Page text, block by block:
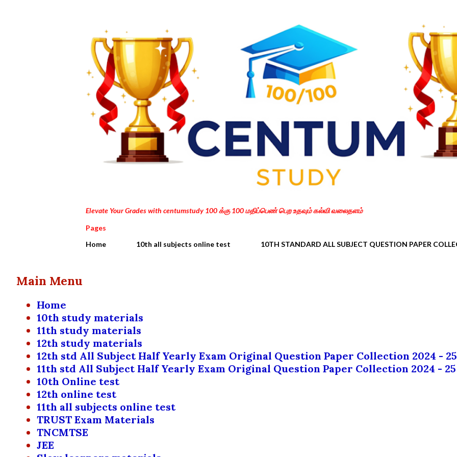
Elevate Your Grades with centumstudy 100 க்கு 100 மதிப்பெண் பெற உதவும் கல்வி வலைதளம்
Pages
Home
10th all subjects online test 10TH STANDARD ALL SUBJECT QUESTION PAPER
Main Menu
Home
10th study materials
11th study materials
12th study materials
12th std All Subject Half Yearly Exam Original Question Paper Collection 2024 - 25
11th std All Subject Half Yearly Exam Original Question Paper Collection 2024 - 25
10th Online test
12th online test
11th all subjects online test
TRUST Exam Materials
TNCMTSE
JEE